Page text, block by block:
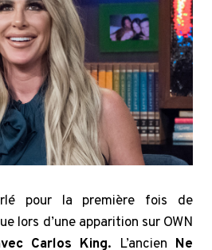
pour la première fois de
lors d’une apparition sur OWN
Carlos King. L’ancien Ne